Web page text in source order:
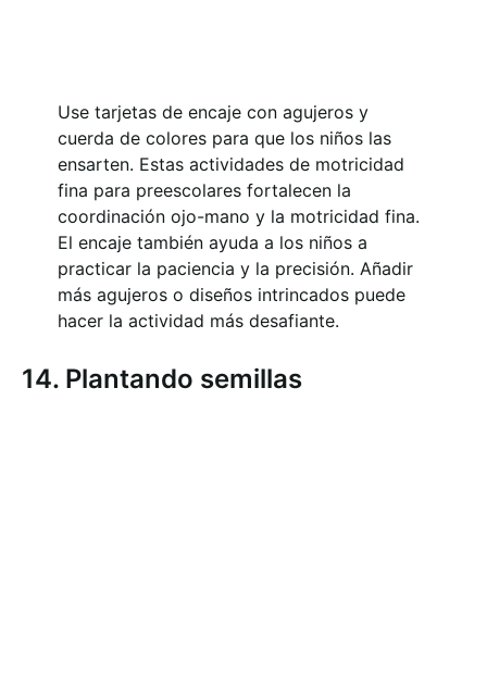
Use tarjetas de encaje con agujeros y
cuerda de colores para que los niños las
ensarten. Estas actividades de motricidad
fina para preescolares fortalecen la
coordinación ojo-mano y la motricidad fina.
El encaje también ayuda a los niños a
practicar la paciencia y la precisión. Añadir
más agujeros o diseños intrincados puede
hacer la actividad más desafiante.
14. Plantando semillas